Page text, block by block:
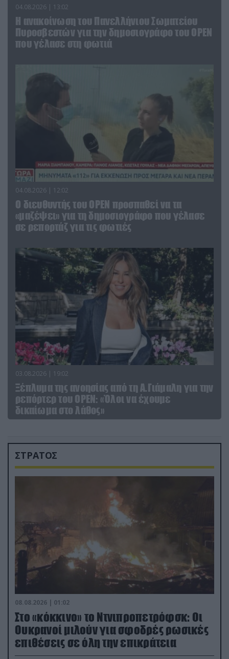
04.08.2026 | 13:02
Η ανακοίνωση του Πανελλήνιου Σωματείου
Πυροσβεστών για την δημοσιογράφο του OPEN
που γέλασε στη φωτιά
04.08.2026 | 12:02
O διευθυντής του OPEN προσπαθεί να τα
«μαζέψει» για τη δημοσιογράφο που γέλασε
σε ρεπορτάζ για τις φωτιές
03.08.2026 | 19:02
Ξέπλυμα της ανοησίας από τη Α.Γιάμαλη για την
ρεπόρτερ του ΟΡΕΝ: «Όλοι να έχουμε
δικαίωμα στο λάθος»
ΣΤΡΑΤΟΣ
08.08.2026 | 01:02
Στο «κόκκινο» το Ντνιπροπετρόφσκ: Οι
Ουκρανοί μιλούν για σφοδρές ρωσικές
επιθέσεις σε όλη την επικράτεια